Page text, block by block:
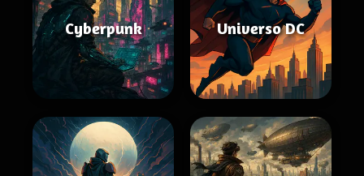
Cyberpunk Universo DC